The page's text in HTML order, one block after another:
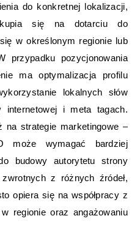
do konkretnej lokalizacji,
się na dotarciu do
w określonym regionie lub
przypadku pozycjonowania
ma optymalizacja profilu
lokalnych słów
i meta tagach.
na strategie marketingowe –
może wymagać bardziej
budowy autorytetu strony
z różnych źródeł,
opiera się na współpracy z
regionie oraz angażowaniu